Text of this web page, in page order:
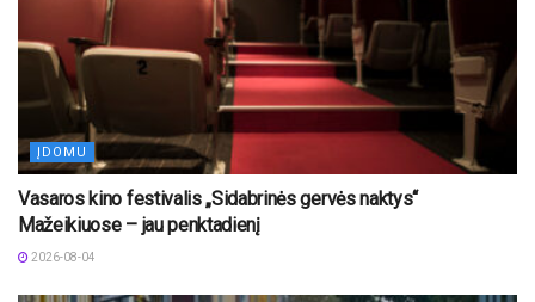
ĮDOMU
Vasaros kino festivalis „Sidabrinės gervės naktys“
Mažeikiuose – jau penktadienį
2026-08-04